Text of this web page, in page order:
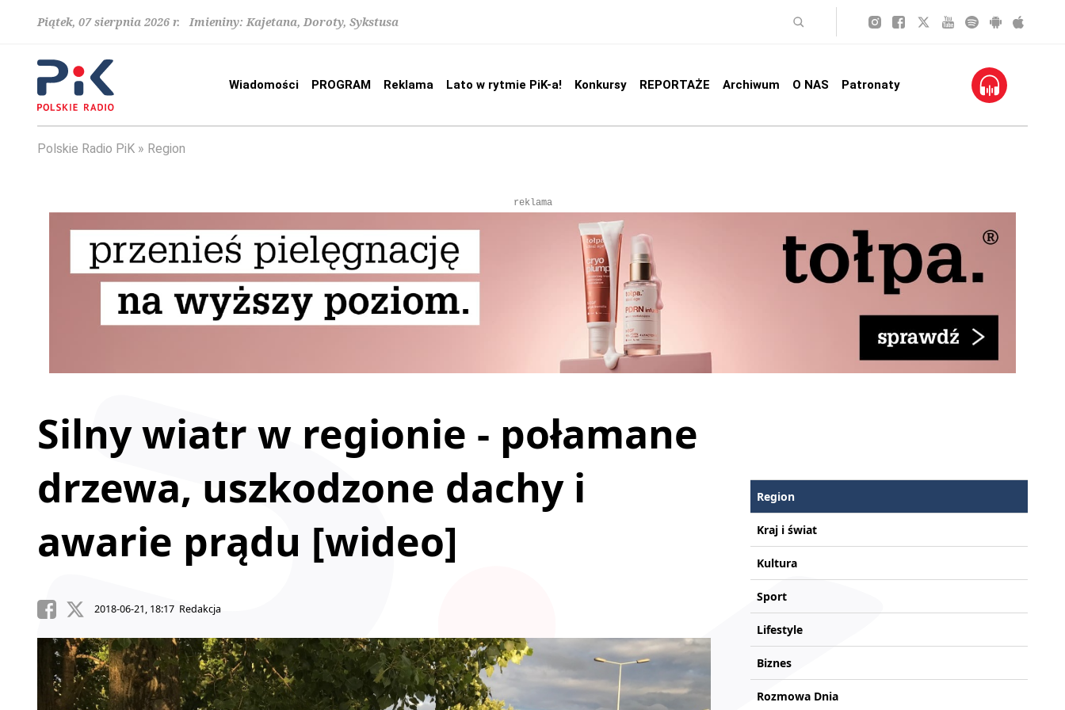
Piątek, 07 sierpnia 2026 r. Imieniny: Kajetana, Doroty, Sykstusa
Wiadomości PROGRAM Reklama Lato w rytmie PiK-a! Konkursy REPORTAŻE Archiwum O NAS Patronaty
Polskie Radio PiK Region
reklama
Silny wiatr w regionie - połamane
drzewa, uszkodzone dachy i
awarie prądu [wideo]
2018-06-21, 18:17 Redakcja
Region
Kraj i świat
Kultura
Sport
Lifestyle
Biznes
Rozmowa Dnia